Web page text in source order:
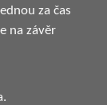
za čas
na závěr